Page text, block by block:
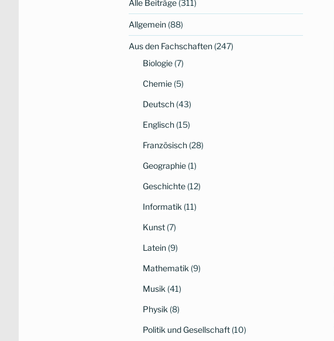
Alle Beiträge (311)
Allgemein (88)
Aus den Fachschaften (247)
Biologie (7)
Chemie (5)
Deutsch (43)
Englisch (15)
Französisch (28)
Geographie (1)
Geschichte (12)
Informatik (11)
Kunst (7)
Latein (9)
Mathematik (9)
Musik (41)
Physik (8)
Politik und Gesellschaft (10)